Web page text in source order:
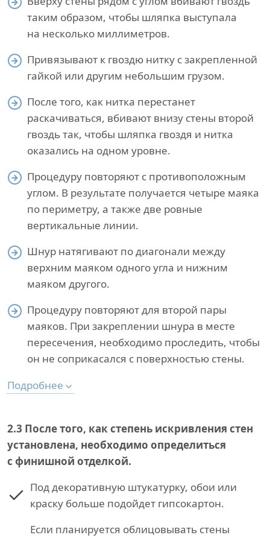
таким образом, чтобы шляпка выступала
на несколько миллиметров.
Привязывают к гвоздю нитку с закрепленной
гайкой или другим небольшим грузом.
После того, как нитка перестанет
раскачиваться, вбивают внизу стены второй
гвоздь так, чтобы шляпка гвоздя и нитка
оказались на одном уровне.
Процедуру повторяют с противоположным
углом. В результате получается четыре маяка
по периметру, а также две ровные
вертикальные линии.
Шнур натягивают по диагонали между
верхним маяком одного угла и нижним
маяком другого.
Процедуру повторяют для второй пары
маяков. При закреплении шнура в месте
пересечения, необходимо проследить, чтобы
он не соприкасался с поверхностью стены.
Подробнее
2.3 После того, как степень искривления стен
установлена, необходимо определиться
с финишной отделкой.
Под декоративную штукатурку, обои или
краску больше подойдет гипсокартон.
Если планируется облицовывать стены